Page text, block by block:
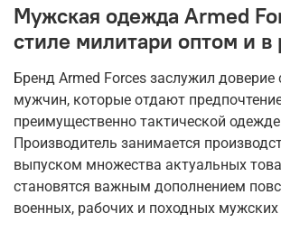
Мужская одежда Armed
стиле милитари оптом и в
Бренд Armed Forces заслужил доверие
мужчин, которые отдают
преимущественно тактической
Производитель занимается
выпуском множества актуальных
становятся важным дополнением
военных, рабочих и походных мужских